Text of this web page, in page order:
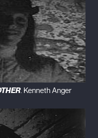
. Kenneth Anger